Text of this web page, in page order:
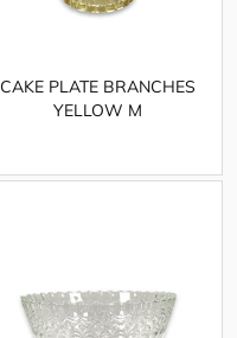
CAKE PLATE BRANCHES
YELLOW M